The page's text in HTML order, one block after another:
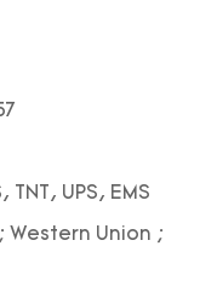
TNT, UPS, EMS
Western Union ;